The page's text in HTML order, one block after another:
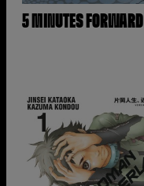
5 MINUTES FORWARD